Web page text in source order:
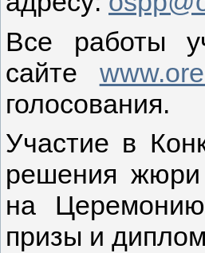
Все работы
сайте
голосования.
Участие в
решения жюри
на
призы и